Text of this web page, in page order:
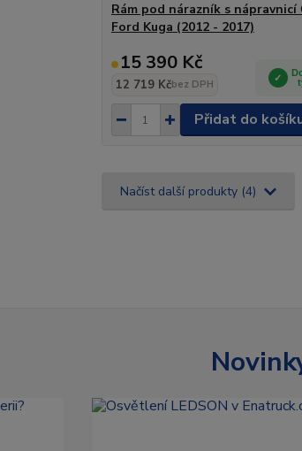
Rám pod nárazník s nápravnicí
Ford Kuga (2012 - 2017)
15 390 Kč
12 719 Kčbez DPH
Přidat do
Načíst další produkty (4)